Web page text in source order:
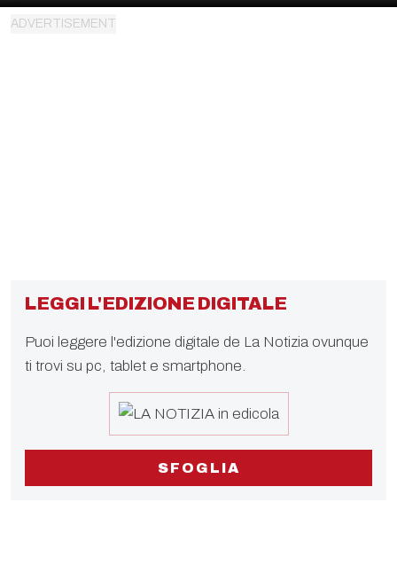
LEGGI L'EDIZIONE DIGITALE
Puoi leggere l'edizione digitale de La Notizia ovunque
ti trovi su pc, tablet e smartphone.
SFOGLIA